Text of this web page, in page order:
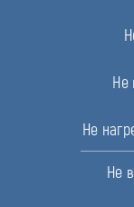
Не
Не
Не